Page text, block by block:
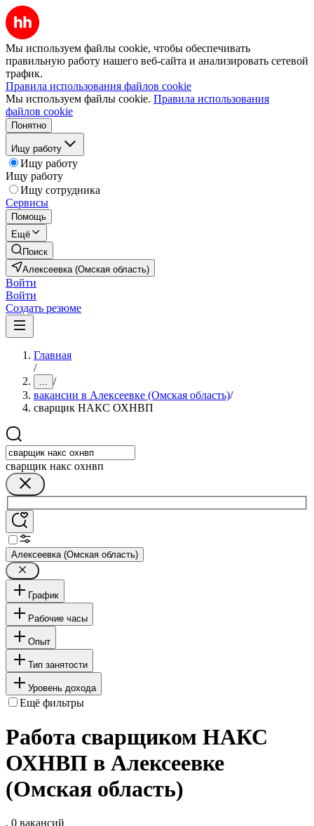
Мы используем файлы cookie, чтобы обеспечивать
правильную работу нашего веб-сайта и анализировать сетевой
трафик.
Правила использования файлов cookie
Мы используем файлы cookie. Правила использования
файлов cookie
Понятно
Ищу работу
Ищу работу
Ищу работу
Ищу сотрудника
Сервисы
Помощь
Ещё
Поиск
Алексеевка (Омская область)
Войти
Войти
Создать резюме
Главная
/
... /
вакансии в Алексеевке (Омская область)/
сварщик НАКС ОХНВП
сварщик накс охнвп
Алексеевка (Омская область)
График
Рабочие часы
Опыт
Тип занятости
Уровень дохода
Ещё фильтры
Работа сварщиком НАКС
ОХНВП в Алексеевке
(Омская область)
, 0 вакансий